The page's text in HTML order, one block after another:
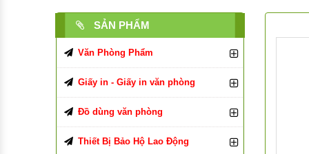
SẢN PHẨM
Văn Phòng Phẩm
Bút Viết Các Loại
Bút Bi
Bút Chì, Ruột Chì
Bìa Đựng Hồ Sơ
Bìa Màu
Tập, Vở, Sổ
Giấy in - Giấy in văn phòng
Giấy In, Giấy Photocopy
Giấy in Double A
Giấy văn phòng
Đồ dùng văn phòng
Đồ Dùng Văn Phòng Phẩm
Thiết Bị Bảo Hộ Lao Động